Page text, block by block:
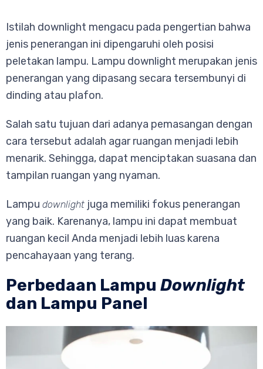
Istilah downlight mengacu pada pengertian bahwa
jenis penerangan ini dipengaruhi oleh posisi
peletakan lampu. Lampu downlight merupakan jenis
penerangan yang dipasang secara tersembunyi di
dinding atau plafon.
Salah satu tujuan dari adanya pemasangan dengan
cara tersebut adalah agar ruangan menjadi lebih
menarik. Sehingga, dapat menciptakan suasana dan
tampilan ruangan yang nyaman.
Lampu downlight juga memiliki fokus penerangan
yang baik. Karenanya, lampu ini dapat membuat
ruangan kecil Anda menjadi lebih luas karena
pencahayaan yang terang.
Perbedaan Lampu Downlight
dan Lampu Panel